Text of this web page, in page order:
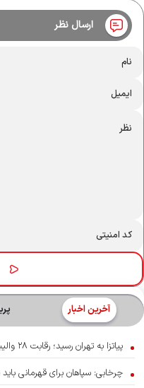
ارسال نظر
آخرین اخبار
پیاتزا به تهران رسید؛ رقابت ۲۸ والیبالیست برای حضور در فهرست نهایی
چرخابی: سپاهان برای قهرمانی باید